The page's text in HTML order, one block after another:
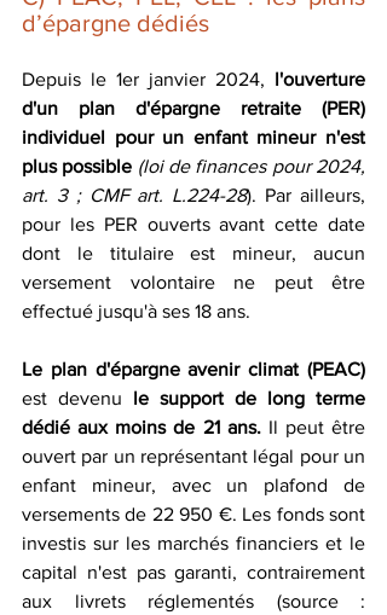
d’épargne dédiés
Depuis le 1er janvier 2024, l'ouverture
d'un plan d'épargne retraite (PER)
individuel pour un enfant mineur n'est
plus possible (loi de finances pour 2024,
art. 3 ; CMF art. L.224-28). Par ailleurs,
pour les PER ouverts avant cette date
dont le titulaire est mineur, aucun
versement volontaire ne peut être
effectué jusqu'à ses 18 ans.
est devenu le support de long terme
dédié aux moins de 21 ans. Il peut être
ouvert par un représentant légal pour un
enfant mineur, avec un plafond de
versements de 22 950 €. Les fonds sont
investis sur les marchés financiers et le
capital n'est pas garanti, contrairement
aux livrets réglementés (source :